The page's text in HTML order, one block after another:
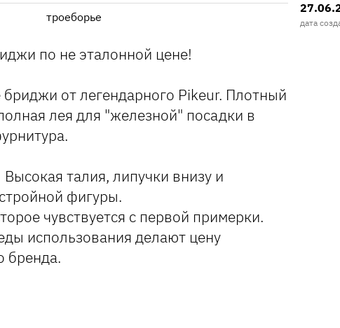
троеборье
по не эталонной цене!
от легендарного Pikeur. Плотный
лея для "железной" посадки в
талия, липучки внизу и
фигуры.
чувствуется с первой примерки.
использования делают цену
бренда.
дата